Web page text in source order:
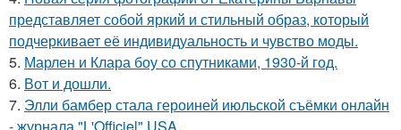
представляет собой яркий и стильный образ, который
подчеркивает её индивидуальность и чувство моды.
5. Марлен и Клара боу со спутниками, 1930-й год.
6. Вот и дошли.
7. Элли бамбер стала героиней июльской съёмки онлайн